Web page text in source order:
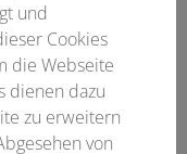
und
Cookies
die Webseite
dienen dazu
zu erweitern
von